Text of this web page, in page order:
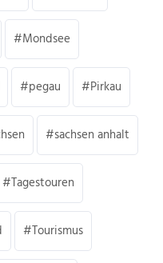
Mondsee
pegau Pirkau
sachsen anhalt
Tagestouren
Tourismus